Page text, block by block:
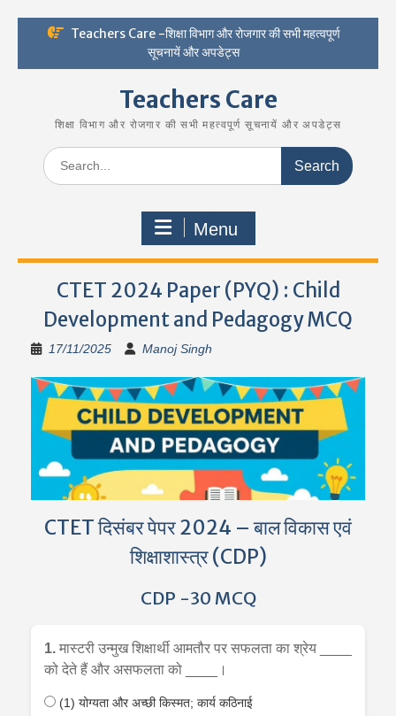
Teachers Care -शिक्षा विभाग और रोजगार की सभी महत्वपूर्ण
सूचनायें और अपडेट्स
Teachers Care
शिक्षा विभाग और रोजगार की सभी महत्वपूर्ण सूचनायें और अपडेट्स
Search
for:
Menu
CTET 2024 Paper (PYQ) : Child
Development and Pedagogy MCQ
17/11/2025 Manoj Singh
CTET दिसंबर पेपर 2024 – बाल विकास एवं
शिक्षाशास्त्र (CDP)
CDP -30 MCQ
1. मास्टरी उन्मुख शिक्षार्थी आमतौर पर सफलता का श्रेय ____
को देते हैं और असफलता को ____।
(1) योग्यता और अच्छी किस्मत; कार्य कठिनाई